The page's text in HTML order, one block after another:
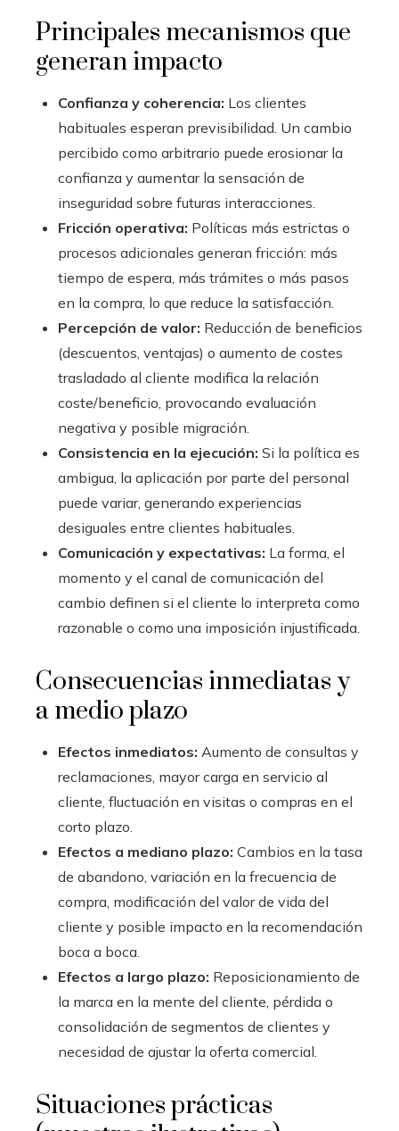
Principales mecanismos que
generan impacto
Confianza y coherencia: Los clientes
habituales esperan previsibilidad. Un cambio
percibido como arbitrario puede erosionar la
confianza y aumentar la sensación de
inseguridad sobre futuras interacciones.
Fricción operativa: Políticas más estrictas o
procesos adicionales generan fricción: más
tiempo de espera, más trámites o más pasos
en la compra, lo que reduce la satisfacción.
Percepción de valor: Reducción de beneficios
(descuentos, ventajas) o aumento de costes
trasladado al cliente modifica la relación
coste/beneficio, provocando evaluación
negativa y posible migración.
Consistencia en la ejecución: Si la política es
ambigua, la aplicación por parte del personal
puede variar, generando experiencias
desiguales entre clientes habituales.
Comunicación y expectativas: La forma, el
momento y el canal de comunicación del
cambio definen si el cliente lo interpreta como
razonable o como una imposición injustificada.
Consecuencias inmediatas y
a medio plazo
Efectos inmediatos: Aumento de consultas y
reclamaciones, mayor carga en servicio al
cliente, fluctuación en visitas o compras en el
corto plazo.
Efectos a mediano plazo: Cambios en la tasa
de abandono, variación en la frecuencia de
compra, modificación del valor de vida del
cliente y posible impacto en la recomendación
boca a boca.
Efectos a largo plazo: Reposicionamiento de
la marca en la mente del cliente, pérdida o
consolidación de segmentos de clientes y
necesidad de ajustar la oferta comercial.
Situaciones prácticas